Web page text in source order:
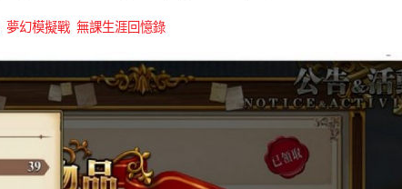
夢幻模擬戰, 無課生涯回憶錄